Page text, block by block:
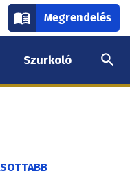
Megrendelés
Szurkoló